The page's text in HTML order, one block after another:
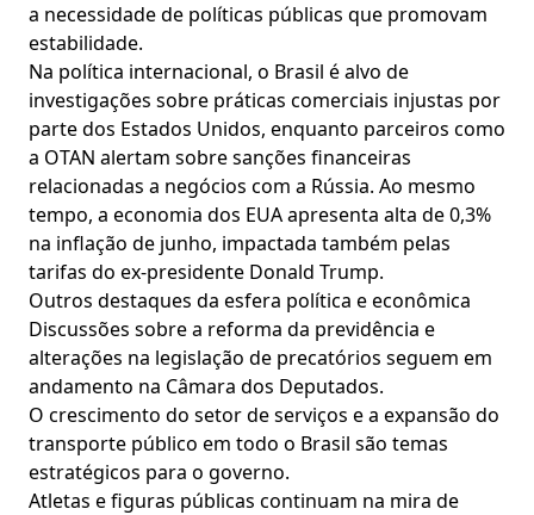
a necessidade de políticas públicas que promovam
estabilidade.
Na política internacional, o Brasil é alvo de
investigações sobre práticas comerciais injustas por
parte dos Estados Unidos, enquanto parceiros como
a OTAN alertam sobre sanções financeiras
relacionadas a negócios com a Rússia. Ao mesmo
tempo, a economia dos EUA apresenta alta de 0,3%
na inflação de junho, impactada também pelas
tarifas do ex-presidente Donald Trump.
Outros destaques da esfera política e econômica
Discussões sobre a reforma da previdência e
alterações na legislação de precatórios seguem em
andamento na Câmara dos Deputados.
O crescimento do setor de serviços e a expansão do
transporte público em todo o Brasil são temas
estratégicos para o governo.
Atletas e figuras públicas continuam na mira de